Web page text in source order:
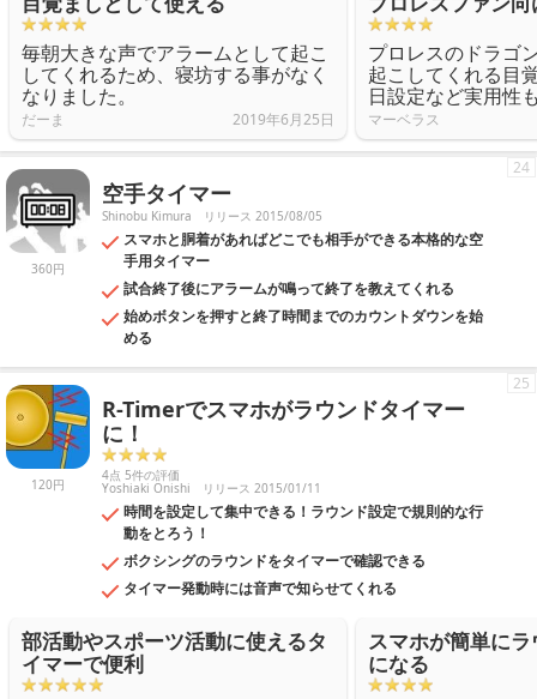
毎朝大きな声でアラームとして起こ
してくれるため、寝坊する事がなく
なりました。
だーま 2019年6月25日
プロレスのドラゴ
起こしてくれる目
日設定など実用性
マーベラス
360円
空手タイマー
Shinobu Kimura リリース 2015/08/05
スマホと胴着があればどこでも相手ができる本格的な空
手用タイマー
試合終了後にアラームが鳴って終了を教えてくれる
始めボタンを押すと終了時間までのカウントダウンを始
める
24
120円
R-Timerでスマホがラウンドタイマー
に！
4点 5件の評価
Yoshiaki Onishi リリース 2015/01/11
時間を設定して集中できる！ラウンド設定で規則的な行
動をとろう！
ボクシングのラウンドをタイマーで確認できる
タイマー発動時には音声で知らせてくれる
25
部活動やスポーツ活動に使えるタ
イマーで便利
スマホが簡単に
になる